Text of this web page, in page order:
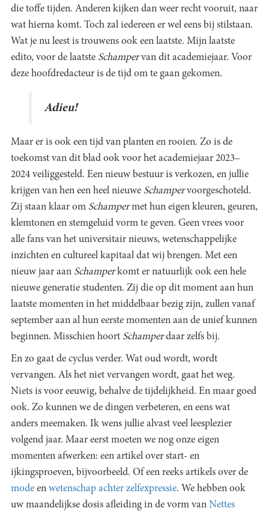
die toffe tijden. Anderen kijken dan weer recht vooruit, naar
wat hierna komt. Toch zal iedereen er wel eens bij stilstaan.
Wat je nu leest is trouwens ook een laatste. Mijn laatste
edito, voor de laatste Schampervan dit academiejaar. Voor
deze hoofdredacteur is de tijd om te gaan gekomen.
Adieu!
Maar er is ook een tijd van planten en rooien. Zo is de
toekomst van dit blad ook voor het academiejaar 2023–
2024 veiliggesteld. Een nieuw bestuur is verkozen, en jullie
krijgen van hen een heel nieuwe Schampervoorgeschoteld.
Zij staan klaar om Schampermet hun eigen kleuren, geuren,
klemtonen en stemgeluid vorm te geven. Geen vrees voor
alle fans van het universitair nieuws, wetenschappelijke
inzichten en cultureel kapitaal dat wij brengen. Met een
nieuw jaar aan Schamperkomt er natuurlijk ook een hele
nieuwe generatie studenten. Zij die op dit moment aan hun
laatste momenten in het middelbaar bezig zijn, zullen vanaf
september aan al hun eerste momenten aan de unief kunnen
beginnen. Misschien hoort Schamperdaar zelfs bij.
En zo gaat de cyclus verder. Wat oud wordt, wordt
vervangen. Als het niet vervangen wordt, gaat het weg.
Niets is voor eeuwig, behalve de tijdelijkheid. En maar goed
ook. Zo kunnen we de dingen verbeteren, en eens wat
anders meemaken. Ik wens jullie alvast veel leesplezier
volgend jaar. Maar eerst moeten we nog onze eigen
momenten afwerken: een artikel over start- en
ijkingsproeven, bijvoorbeeld. Of een reeks artikels over de
mode en wetenschap achter zelfexpressie. We hebben ook
uw maandelijkse dosis afleiding in de vorm van Nettes